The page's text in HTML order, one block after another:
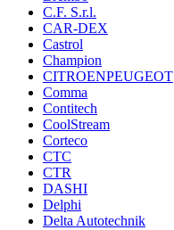
C.F. S.r.l.
CAR-DEX
Castrol
Champion
CITROENPEUGEOT
Comma
Contitech
CoolStream
Corteco
CTC
CTR
DASHI
Delphi
Delta Autotechnik